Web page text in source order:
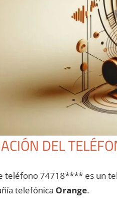
DEL
teléfono 74718**** es un
telefónica Orange.